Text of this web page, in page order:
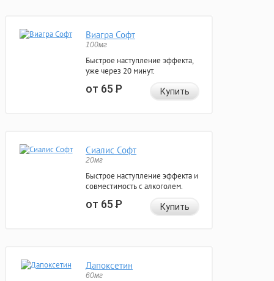
Виагра Софт
100мг
Быстрое наступление эффекта,
уже через 20 минут.
от 65Р Купить
Сиалис Софт
20мг
Быстрое наступление эффекта и
совместимость с алкоголем.
от 65Р Купить
Дапоксетин
60мг